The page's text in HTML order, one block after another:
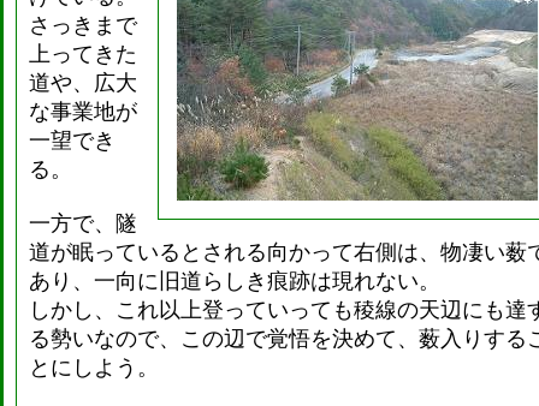
さっきまで
上ってきた
道や、広大
な事業地が
一望でき
る。
一方で、隧
道が眠っているとされる向かって右側は、物凄い薮
あり、一向に旧道らしき痕跡は現れない。
しかし、これ以上登っていっても稜線の天辺にも達
る勢いなので、この辺で覚悟を決めて、薮入りする
とにしよう。